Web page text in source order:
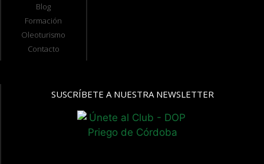
Blog
Formación
Oleoturismo
Contacto
SUSCRÍBETE A NUESTRA NEWSLETTER